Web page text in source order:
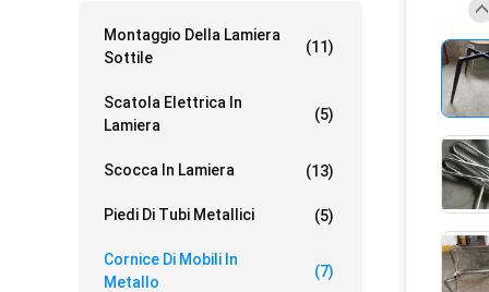
Montaggio Della Lamiera
Sottile
(11)
Scatola Elettrica In
Lamiera
(5)
Scocca In Lamiera (13)
Piedi Di Tubi Metallici (5)
Cornice Di Mobili In
Metallo
(7)